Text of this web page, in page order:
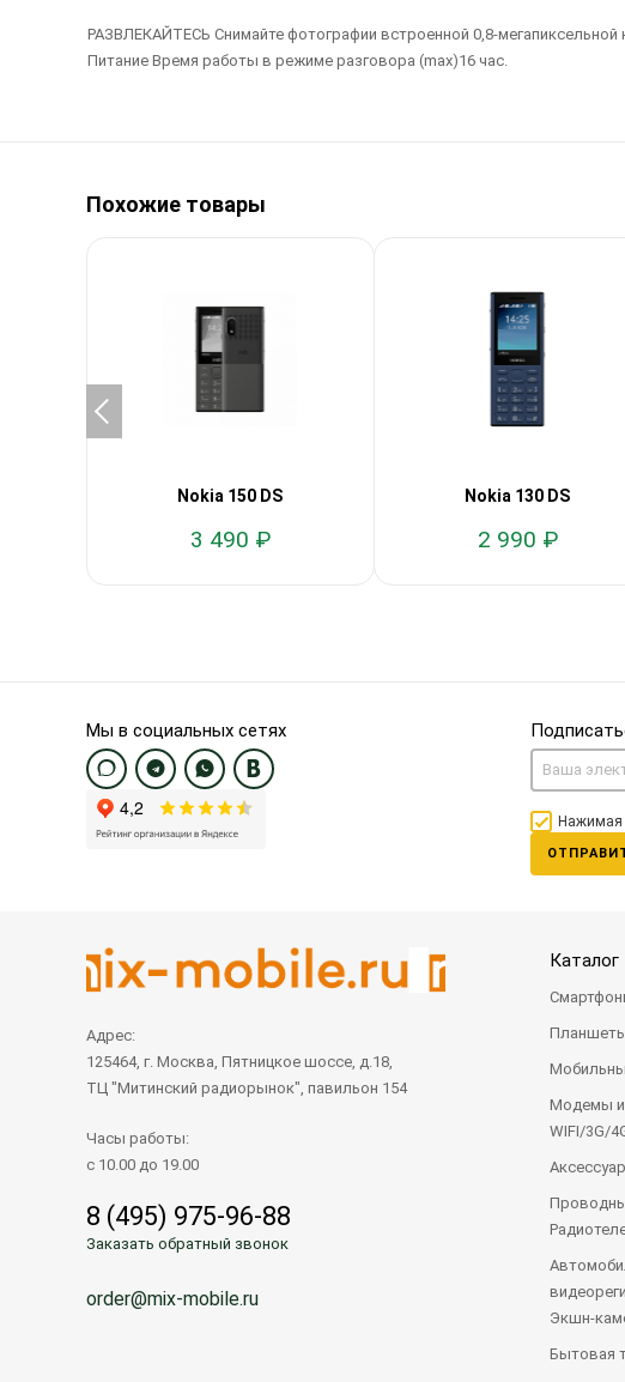
РАЗВЛЕКАЙТЕСЬ Снимайте фотографии встроенной 0,8-
Питание Время работы в режиме разговора (max)16 час.
Похожие товары
Nokia 150 DS
3 490 ₽
Nokia 130 DS
2 990 ₽
Мы в социальных сетях
Нажимая
Адрес:
125464, г. Москва, Пятницкое шоссе, д.18,
ТЦ "Митинский радиорынок", павильон 154
Часы работы:
с 10.00 до 19.00
8 (495) 975-96-88
Заказать обратный звонок
order@mix-mobile.ru
Модемы и
WIFI/3G/
Экшн-
Бытовая